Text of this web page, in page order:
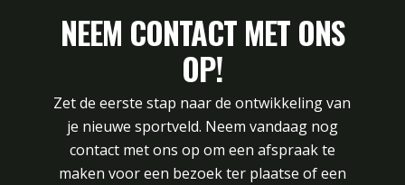
NEEM CONTACT MET ONS
OP!
Zet de eerste stap naar de ontwikkeling van
je nieuwe sportveld. Neem vandaag nog
contact met ons op om een afspraak te
maken voor een bezoek ter plaatse of een